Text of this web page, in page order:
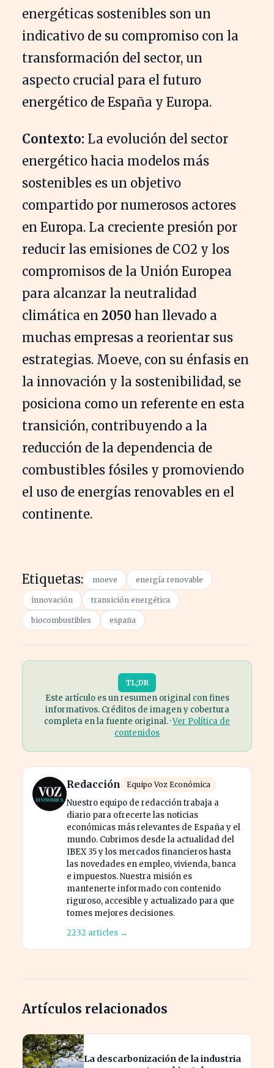
energéticas sostenibles son un
indicativo de su compromiso con la
transformación del sector, un
aspecto crucial para el futuro
energético de España y Europa.
Contexto: La evolución del sector
energético hacia modelos más
sostenibles es un objetivo
compartido por numerosos actores
en Europa. La creciente presión por
reducir las emisiones de CO2 y los
compromisos de la Unión Europea
para alcanzar la neutralidad
climática en 2050 han llevado a
muchas empresas a reorientar sus
estrategias. Moeve, con su énfasis en
la innovación y la sostenibilidad, se
posiciona como un referente en esta
transición, contribuyendo a la
reducción de la dependencia de
combustibles fósiles y promoviendo
el uso de energías renovables en el
continente.
Etiquetas: moeve energía renovable
innovación transición energética
biocombustibles españa
TL;DR
Este artículo es un resumen original con fines
informativos. Créditos de imagen y cobertura
completa en la fuente original. ·Ver Política de
contenidos
Redacción Equipo Voz Económica
Nuestro equipo de redacción trabaja a
diario para ofrecerte las noticias
económicas más relevantes de España y el
mundo. Cubrimos desde la actualidad del
IBEX 35 y los mercados financieros hasta
las novedades en empleo, vivienda, banca
e impuestos. Nuestra misión es
mantenerte informado con contenido
riguroso, accesible y actualizado para que
tomes mejores decisiones.
2232 articles →
Artículos relacionados
La descarbonización de la industria